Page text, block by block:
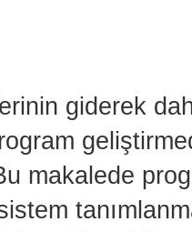
giderek
makalede